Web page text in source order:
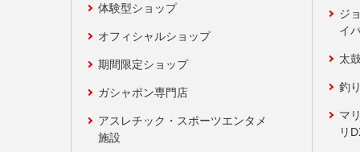
体験型ショップ
オフィシャルショップ
期間限定ショップ
ガシャポン専門店
アスレチック・スポーツエンタメ
施設
ジ
イ
太
釣
マ
リ